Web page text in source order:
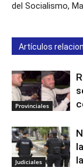
del Socialismo,
Artículos
Provinciales
Judiciales